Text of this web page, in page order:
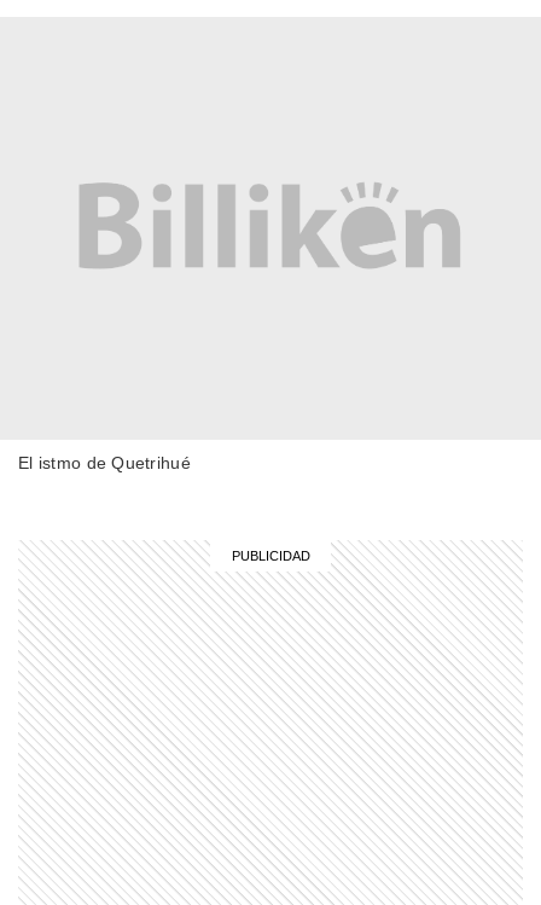
El istmo de Quetrihué
HISTORIA
La historia de The Jazz Singer, la
primera película sonora del cine
escuelas
MI PAIS
El Hogar Obrero de Villa Ortúzar: esta
es la historia del conjunto histórico de
casi 100 años
EL MUNDO
Barbican Estate: el complejo de
Londres que parece una ciudad
dentro de la ciudad
SABER MAS
Cambio demográfico: ¿por qué cada